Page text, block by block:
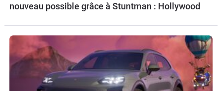
nouveau possible grâce à Stuntman : Hollywood